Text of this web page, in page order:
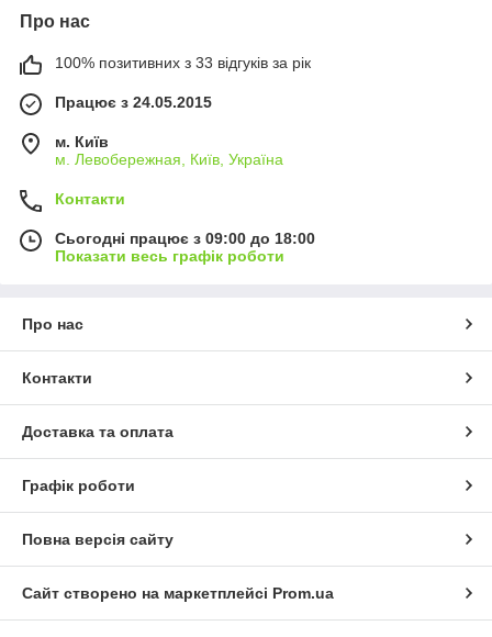
Про нас
100% позитивних з 33 відгуків за рік
Працює з 24.05.2015
м. Київ
м. Левобережная, Київ, Україна
Контакти
Сьогодні працює з 09:00 до 18:00
Показати весь графік роботи
Про нас
Контакти
Доставка та оплата
Графік роботи
Повна версія сайту
Сайт створено на маркетплейсі Prom.ua